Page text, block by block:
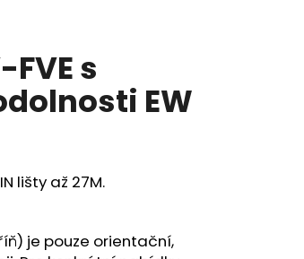
FVE s
EW
lišty až 27M.
je pouze orientační,